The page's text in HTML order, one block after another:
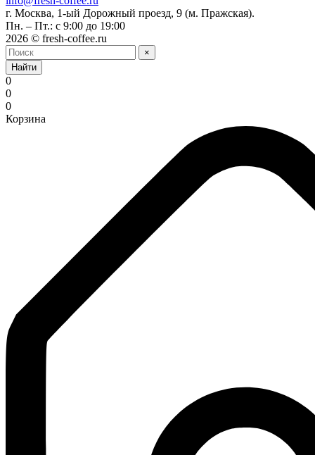
г. Москва, 1-ый Дорожный проезд, 9 (м. Пражская).
Пн. – Пт.: с 9:00 до 19:00
2026 © fresh-coffee.ru
×
Найти
0
0
0
Корзина